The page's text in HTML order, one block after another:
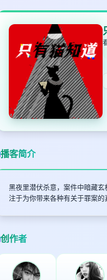
播客简介
黑夜里潜伏杀意，案件中暗藏
注于为你带来各种有关于罪案的
创作者
打分
键盘下留人
删除确
加入